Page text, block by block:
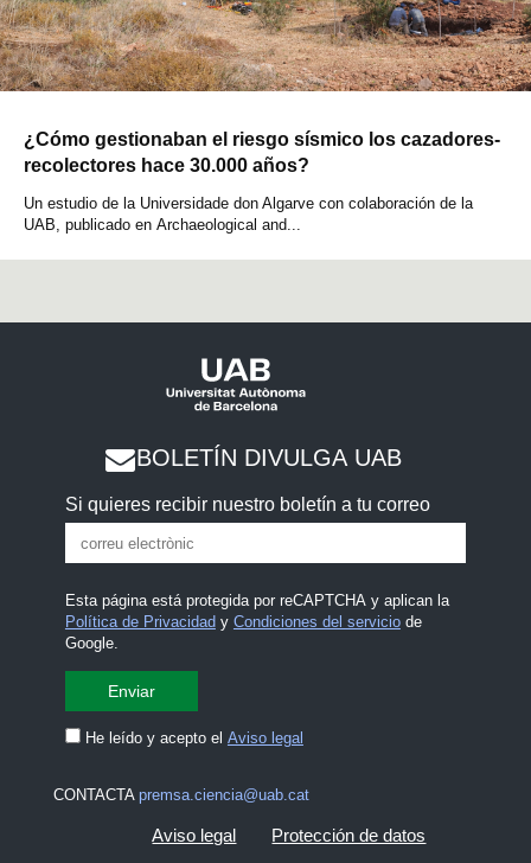
¿Cómo gestionaban el riesgo sísmico los cazadores-
recolectores hace 30.000 años?
Un estudio de la Universidade don Algarve con colaboración de la
UAB, publicado en Archaeological and...
BOLETÍN DIVULGA UAB
Si quieres recibir nuestro boletín a tu correo
Esta página está protegida por reCAPTCHA y aplican la
Política de Privacidad y Condiciones del serviciode
Google.
He leído y acepto el Aviso legal
CONTACTA premsa.ciencia@uab.cat
Aviso legal Protección de datos